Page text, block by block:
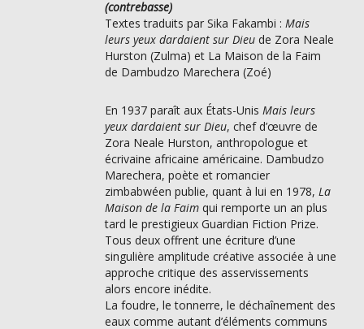
(contrebasse)
Textes traduits par Sika Fakambi : Mais
leurs yeux dardaient sur Dieude Zora Neale
Hurston (Zulma) et La Maison de la Faim
de Dambudzo Marechera (Zoé)
En 1937 paraît aux États-Unis Mais leurs
yeux dardaient sur Dieu, chef d’œuvre de
Zora Neale Hurston, anthropologue et
écrivaine africaine américaine. Dambudzo
Marechera, poète et romancier
zimbabwéen publie, quant à lui en 1978, La
Maison de la Faimqui remporte un an plus
tard le prestigieux Guardian Fiction Prize.
Tous deux offrent une écriture d’une
singulière amplitude créative associée à une
approche critique des asservissements
alors encore inédite.
La foudre, le tonnerre, le déchaînement des
eaux comme autant d’éléments communs